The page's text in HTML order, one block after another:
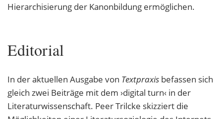
Hierarchisierung der Kanonbildung ermöglichen.
Editorial
In der aktuellen Ausgabe von Textpraxis befassen sich
gleich zwei Beiträge mit dem ›digital turn‹ in der
Literaturwissenschaft. Peer Trilcke skizziert die